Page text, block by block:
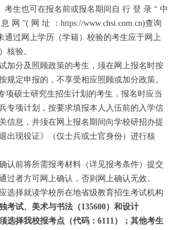
考生也可在报名前或报名期间自 行 登 录 “ 中
网 ”( 网 址 ：https://www.chsi.com.cn)查询
通过网上学历（学籍）校验的考生应于网上
核验。
加分及照顾政策的考生，须在网上报名时按
规定申报的，不享受相应照顾或加分政策。
项硕士研究生招生计划的考生，报名时应当
专项计划，按要求填报本人入伍前的入学信
信息，并须在网上报名期间向学校研招办提
出现役证》（仅士兵或士官身份）进行核
认前将所需报考材料（详见报考条件）提交
过者方可网上确认，否则网上确认无效。
选择就读学校所在地省级教育招生考试机构
考试、美术与书法（135600）和设计
选择我校报考点（代码：6111）；其他考生